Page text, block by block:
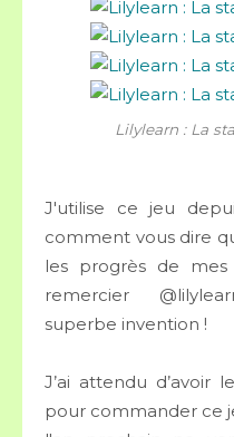
Lilylearn : La
J'utilise ce jeu
comment vous dire
les progrès de
remercier
superbe invention !
J’ai attendu d’avoir
pour commander ce